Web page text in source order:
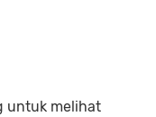
untuk melihat